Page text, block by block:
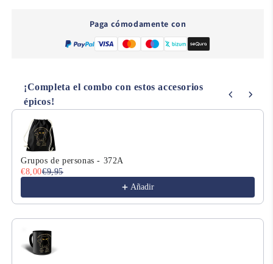
D89
Paga cómodamente con
¡Completa el combo con estos accesorios
épicos!
Use the Previous and Next buttons to navigate through
Grupos de personas - 372A
€8,00€9,95
Añadir